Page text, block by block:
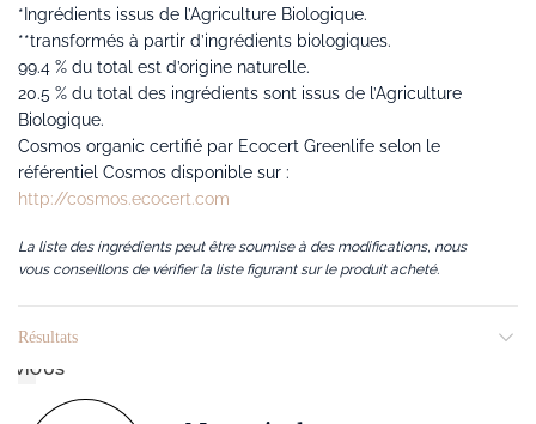
*Ingrédients issus de l’Agriculture Biologique.
**transformés à partir d’ingrédients biologiques.
99.4 % du total est d’origine naturelle.
20.5 % du total des ingrédients sont issus de l’Agriculture
Biologique.
Cosmos organic certifié par Ecocert Greenlife selon le
référentiel Cosmos disponible sur :
http://cosmos.ecocert.com
La liste des ingrédients peut être soumise à des modifications, nous
vous conseillons de vérifier la liste figurant sur le produit acheté.
Résultats